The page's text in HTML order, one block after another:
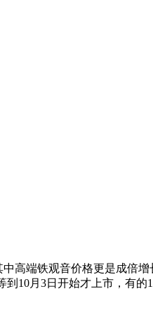
端铁观音价格更是成倍
10月3日开始才上市，有